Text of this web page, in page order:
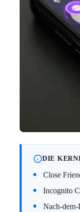
DIE
Close
Incognito
Nach-